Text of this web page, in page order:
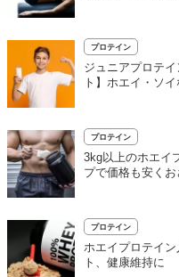
プロテイン
ジュニアプロテ
ト】ホエイ・ソ
プロテイン
3kg以上のホエイ
プで価格も安く
プロテイン
ホエイプロテイ
ト、健康維持に